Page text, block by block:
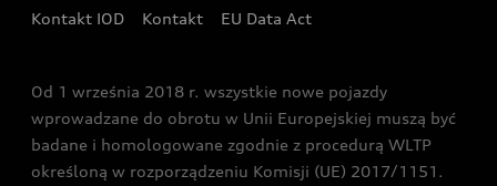
Audi exclusive
Kontakt IOD
Kontakt EU Data Act
Od 1 września 2018 r. wszystkie nowe pojazdy
wprowadzane do obrotu w Unii Europejskiej muszą być
badane i homologowane zgodnie z procedurą WLTP
określoną w rozporządzeniu Komisji (UE) 2017/1151.